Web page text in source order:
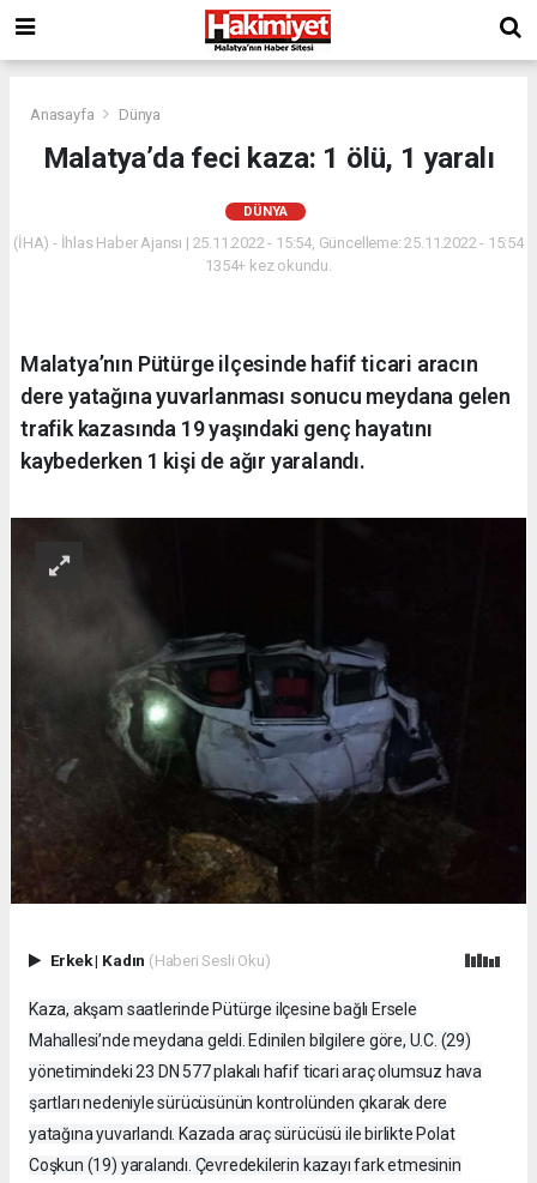
Anasayfa Dünya
Malatya’da feci kaza: 1 ölü, 1 yaralı
DÜNYA
(İHA) - İhlas Haber Ajansı | 25.11.2022 - 15:54, Güncelleme: 25.11.2022 - 15:54
1354+ kez okundu.
Malatya’nın Pütürge ilçesinde hafif ticari aracın
dere yatağına yuvarlanması sonucu meydana gelen
trafik kazasında 19 yaşındaki genç hayatını
kaybederken 1 kişi de ağır yaralandı.
Erkek| Kadın (Haberi Sesli Oku)
Kaza, akşam saatlerinde Pütürge ilçesine bağlı Ersele
Mahallesi’nde meydana geldi. Edinilen bilgilere göre, U.C. (29)
yönetimindeki 23 DN 577 plakalı hafif ticari araç olumsuz hava
şartları nedeniyle sürücüsünün kontrolünden çıkarak dere
yatağına yuvarlandı. Kazada araç sürücüsü ile birlikte Polat
Coşkun (19) yaralandı. Çevredekilerin kazayı fark etmesinin